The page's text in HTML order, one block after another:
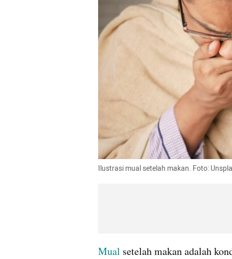
Ilustrasi mual setelah makan. Foto:
Mual setelah makan adalah